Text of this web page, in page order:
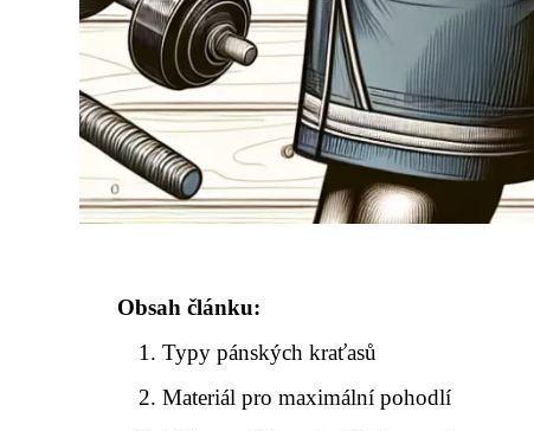
Obsah článku:
Typy pánských kraťasů
Materiál pro maximální pohodlí